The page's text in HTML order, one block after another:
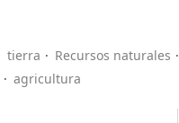
tierra
Recursos naturales
agricultura